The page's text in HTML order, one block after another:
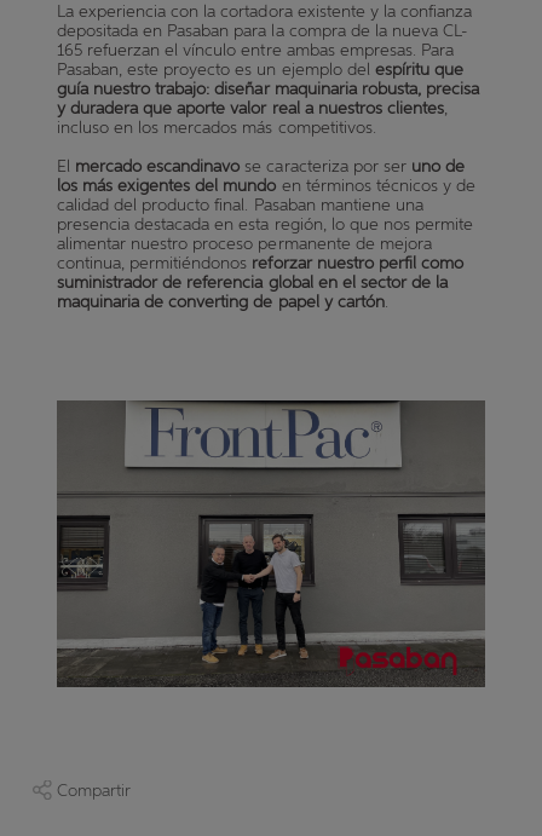
La experiencia con la cortadora existente y la confianza
depositada en Pasaban para la compra de la nueva CL-
165 refuerzan el vínculo entre ambas empresas. Para
Pasaban, este proyecto es un ejemplo del espíritu que
guía nuestro trabajo: diseñar maquinaria robusta, precisa
y duradera que aporte valor real a nuestros clientes,
incluso en los mercados más competitivos.
El mercado escandinavo se caracteriza por ser uno de
los más exigentes del mundo en términos técnicos y de
calidad del producto final. Pasaban mantiene una
presencia destacada en esta región, lo que nos permite
alimentar nuestro proceso permanente de mejora
continua, permitiéndonos reforzar nuestro perfil como
suministrador de referencia global en el sector de la
maquinaria de converting de papel y cartón.
Compartir